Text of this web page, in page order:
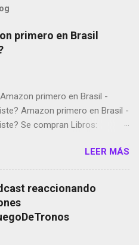
primero en Brasil
primero en Brasil -
Amazon primero en Brasil -
Se compran Libros:
Mirror Twitter deja de verificar
los fotógrafos Brian May y el
Música y vídeo selfies en la
saca a Kevin Spacey de su
a los que usan el
misas La serie de la Tierra
de bicicletas de alquiler
LEER MÁS
reaccionando